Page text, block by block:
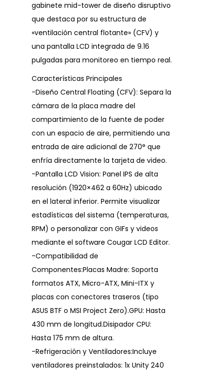
gabinete mid-tower de diseño disruptivo
que destaca por su estructura de
«ventilación central flotante» (CFV) y
una pantalla LCD integrada de 9.16
pulgadas para monitoreo en tiempo real.
Características Principales
-Diseño Central Floating (CFV): Separa la
cámara de la placa madre del
compartimiento de la fuente de poder
con un espacio de aire, permitiendo una
entrada de aire adicional de 270° que
enfría directamente la tarjeta de video.
-Pantalla LCD Vision: Panel IPS de alta
resolución (1920×462 a 60Hz) ubicado
en el lateral inferior. Permite visualizar
estadísticas del sistema (temperaturas,
RPM) o personalizar con GIFs y videos
mediante el software Cougar LCD Editor.
-Compatibilidad de
Componentes:Placas Madre: Soporta
formatos ATX, Micro-ATX, Mini-ITX y
placas con conectores traseros (tipo
ASUS BTF o MSI Project Zero).GPU: Hasta
430 mm de longitud.Disipador CPU:
Hasta 175 mm de altura.
-Refrigeración y Ventiladores:Incluye
ventiladores preinstalados: 1x Unity 240